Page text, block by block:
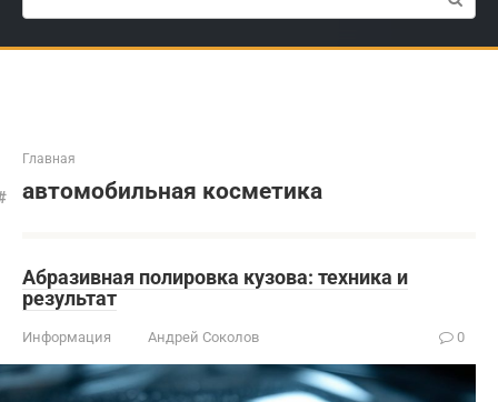
Главная
автомобильная косметика
Абразивная полировка кузова: техника и
результат
Информация Андрей Соколов 0